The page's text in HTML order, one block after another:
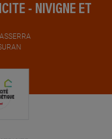
- NIVIGNE ET